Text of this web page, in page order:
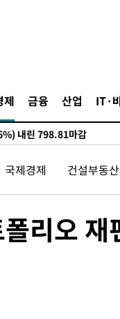
제 금융 산업 IT·
과 시 낮은 계급 임용…희망
기·강원 많은 비[내일날씨]
제르바이잔 투란VC 입단
내린 798.81마감
원 마감
, 2018년 이후 첫 40도
민적 공분에 수사 재개"
지…'쑥대밭' 된 축구협회
김태유 서울대 공대 교수…
27.5%↑…무역총액
국제경제 건설부동산
리오